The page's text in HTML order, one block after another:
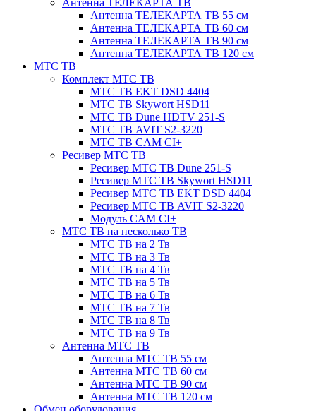
Антенна ТЕЛЕКАРТА ТВ
Антенна ТЕЛЕКАРТА ТВ 55 см
Антенна ТЕЛЕКАРТА ТВ 60 см
Антенна ТЕЛЕКАРТА ТВ 90 см
Антенна ТЕЛЕКАРТА ТВ 120 см
МТС ТВ
Комплект МТС ТВ
МТС ТВ EKT DSD 4404
МТС ТВ Skywort HSD11
МТС ТВ Dune HDTV 251-S
МТС ТВ AVIT S2-3220
МТС ТВ CAM CI+
Ресивер МТС ТВ
Ресивер МТС ТВ Dune 251-S
Ресивер МТС ТВ Skywort HSD11
Ресивер МТС ТВ EKT DSD 4404
Ресивер МТС ТВ AVIT S2-3220
Модуль CAM CI+
МТС ТВ на несколько ТВ
МТС ТВ на 2 Тв
МТС ТВ на 3 Тв
МТС ТВ на 4 Тв
МТС ТВ на 5 Тв
МТС ТВ на 6 Тв
МТС ТВ на 7 Тв
МТС ТВ на 8 Тв
МТС ТВ на 9 Тв
Антенна МТС ТВ
Антенна МТС ТВ 55 см
Антенна МТС ТВ 60 см
Антенна МТС ТВ 90 см
Антенна МТС ТВ 120 см